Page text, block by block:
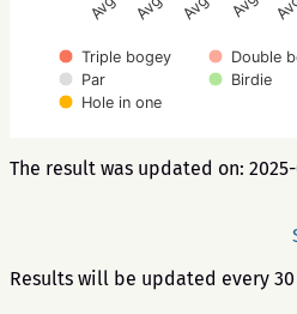
Triple bogey Double
Par
Birdie
Hole in one
The result was updated on: 2025-
Results will be updated every 30